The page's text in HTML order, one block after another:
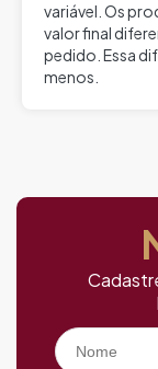
variável. Os
valor final
pedido. Essa
menos.